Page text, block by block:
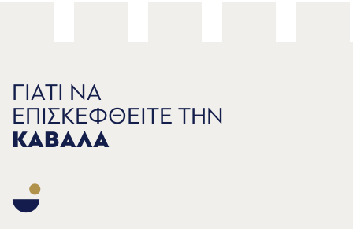
ΓΙΑΤΙ ΝΑ
ΕΠΙΣΚΕΦΘΕΙΤΕ ΤΗΝ
ΚΑΒΑΛΑ